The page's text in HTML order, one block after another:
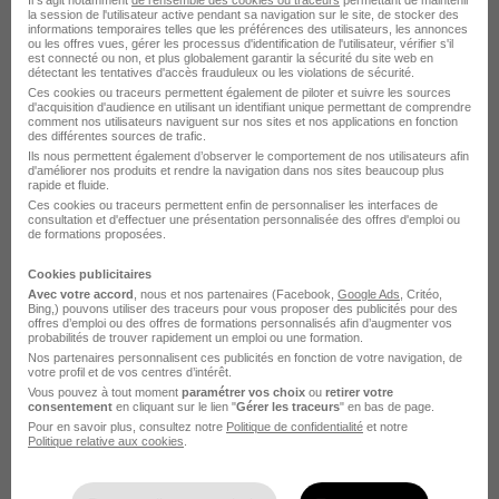
Mécanicien Engins TP - Agri en
Alternance H/F
M3
Voir l’offre
il y a 4 jours
la session de l'utilisateur active pendant sa navigation sur le site, de stocker des
informations temporaires telles que les préférences des utilisateurs, les annonces
ou les offres vues, gérer les processus d'identification de l'utilisateur, vérifier s'il
est connecté ou non, et plus globalement garantir la sécurité du site web en
détectant les tentatives d'accès frauduleux ou les violations de sécurité.
Ces cookies ou traceurs permettent également de piloter et suivre les sources
d'acquisition d'audience en utilisant un identifiant unique permettant de comprendre
comment nos utilisateurs naviguent sur nos sites et nos applications en fonction
des différentes sources de trafic.
Ils nous permettent également d’observer le comportement de nos utilisateurs afin
d'améliorer nos produits et rendre la navigation dans nos sites beaucoup plus
rapide et fluide.
Ces cookies ou traceurs permettent enfin de personnaliser les interfaces de
consultation et d'effectuer une présentation personnalisée des offres d'emploi ou
de formations proposées.
Cookies publicitaires
Avec votre accord , nous et nos partenaires (Facebook, Google Ads , Critéo,
Bing,) pouvons utiliser des traceurs pour vous proposer des publicités pour des
offres d’emploi ou des offres de formations personnalisés afin d’augmenter vos
probabilités de trouver rapidement un emploi ou une formation.
Nos partenaires personnalisent ces publicités en fonction de votre navigation, de
votre profil et de vos centres d’intérêt.
Vous pouvez à tout moment paramétrer vos choix ou retirer votre
consentement en cliquant sur le lien "Gérer les traceurs" en bas de page.
Pour en savoir plus, consultez notre Politique de confidentialité et notre
Politique relative aux cookies